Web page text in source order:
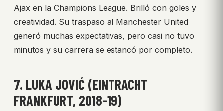
Ajax en la Champions League. Brilló con goles y
creatividad. Su traspaso al Manchester United
generó muchas expectativas, pero casi no tuvo
minutos y su carrera se estancó por completo.
7. LUKA JOVIĆ (EINTRACHT
FRANKFURT, 2018-19)